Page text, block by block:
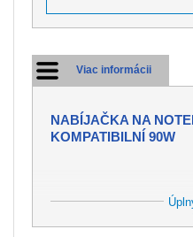
Viac informácii
NABÍJAČKA NA
KOMPATIBILNÍ 90W
PONÚKAME